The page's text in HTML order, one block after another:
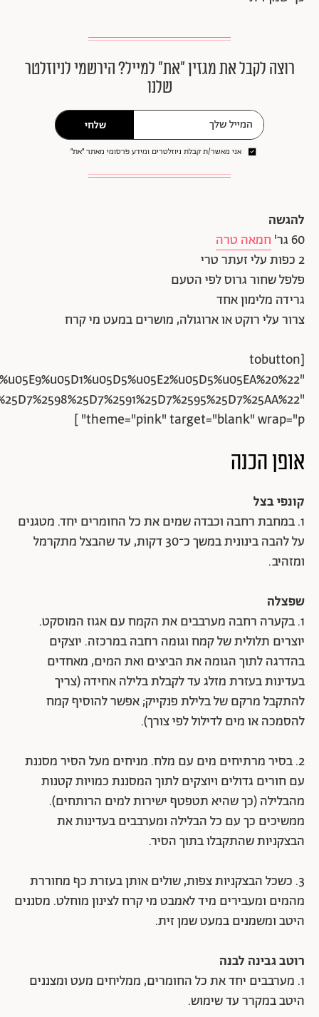
רוצה לקבל את מגזין ״את״ למייל? הירשמי לניוזלטר
שלנו
שלחי
אני מאשר/ת קבלת ניוזלטרים ומידע פרסומי מאתר ״את״
להגשה
60 גר'
חמאה טרה
2 כפות עלי זעתר טרי
פלפל שחור גרוס לפי הטעם
גרידה מלימון אחד
צרור עלי רוקט או ארוגולה, מושרים במעט מי קרח
[tobutton
theme="pink" target="blank" wrap="p" ]
אופן הכנה
קונפי בצל
1. במחבת רחבה וכבדה שמים את כל החומרים יחד. מטגנים
על להבה בינונית במשך כ־30 דקות, עד שהבצל מתקרמל
ומזהיב.
שפצלה
1. בקערה רחבה מערבבים את הקמח עם אגוז המוסקט.
יוצרים תלולית של קמח וגומה רחבה במרכזה. יוצקים
בהדרגה לתוך הגומה את הביצים ואת המים, מאחדים
בעדינות בעזרת מזלג עד לקבלת בלילה אחידה (צריך
להתקבל מרקם של בלילת פנקייק; אפשר להוסיף קמח
להסמכה או מים לדילול לפי צורך).
2. בסיר מרתיחים מים עם מלח. מניחים מעל הסיר מסננת
עם חורים גדולים ויוצקים לתוך המסננת כמויות קטנות
מהבלילה (כך שהיא תטפטף ישירות למים הרותחים).
ממשיכים כך עם כל הבלילה ומערבבים בעדינות את
הבצקניות שהתקבלו בתוך הסיר.
3. כשכל הבצקניות צפות, שולים אותן בעזרת כף מחוררת
מהמים ומעבירים מיד לאמבט מי קרח לצינון מוחלט. מסננים
היטב ומשמנים במעט שמן זית.
רוטב גבינה לבנה
1. מערבבים יחד את כל החומרים, ממליחים מעט ומצננים
היטב במקרר עד שימוש.